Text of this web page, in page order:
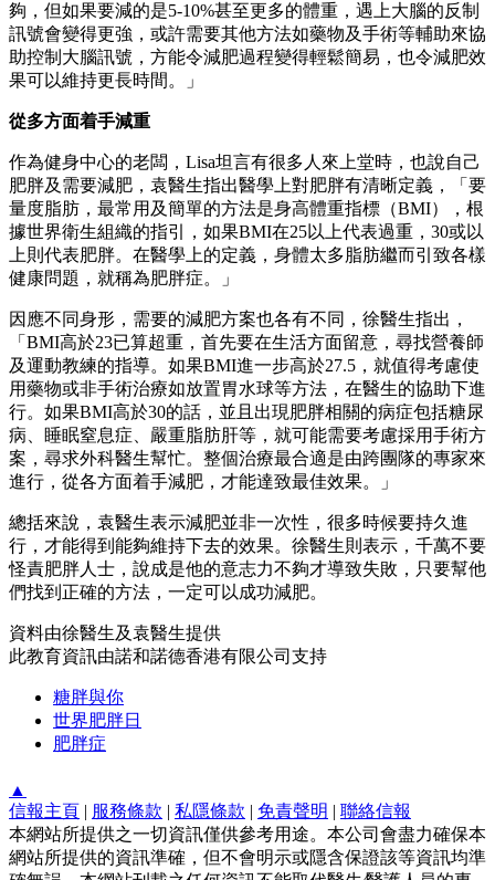
夠，但如果要減的是5-10%甚至更多的體重，遇上大腦的反制
訊號會變得更強，或許需要其他方法如藥物及手術等輔助來協
助控制大腦訊號，方能令減肥過程變得輕鬆簡易，也令減肥效
果可以維持更長時間。」
從多方面着手減重
作為健身中心的老闆，Lisa坦言有很多人來上堂時，也說自己
肥胖及需要減肥，袁醫生指出醫學上對肥胖有清晰定義，「要
量度脂肪，最常用及簡單的方法是身高體重指標（BMI），根
據世界衛生組織的指引，如果BMI在25以上代表過重，30或以
上則代表肥胖。在醫學上的定義，身體太多脂肪繼而引致各樣
健康問題，就稱為肥胖症。」
因應不同身形，需要的減肥方案也各有不同，徐醫生指出，
「BMI高於23已算超重，首先要在生活方面留意，尋找營養師
及運動教練的指導。如果BMI進一步高於27.5，就值得考慮使
用藥物或非手術治療如放置胃水球等方法，在醫生的協助下進
行。如果BMI高於30的話，並且出現肥胖相關的病症包括糖尿
病、睡眠窒息症、嚴重脂肪肝等，就可能需要考慮採用手術方
案，尋求外科醫生幫忙。整個治療最合適是由跨團隊的專家來
進行，從各方面着手減肥，才能達致最佳效果。」
總括來說，袁醫生表示減肥並非一次性，很多時候要持久進
行，才能得到能夠維持下去的效果。徐醫生則表示，千萬不要
怪責肥胖人士，說成是他的意志力不夠才導致失敗，只要幫他
們找到正確的方法，一定可以成功減肥。
資料由徐醫生及袁醫生提供
此教育資訊由諾和諾德香港有限公司支持
糖胖與你
世界肥胖日
肥胖症
▲
信報主頁 | 服務條款 | 私隱條款 | 免責聲明 | 聯絡信報
本網站所提供之一切資訊僅供參考用途。本公司會盡力確保本
網站所提供的資訊準確，但不會明示或隱含保證該等資訊均準